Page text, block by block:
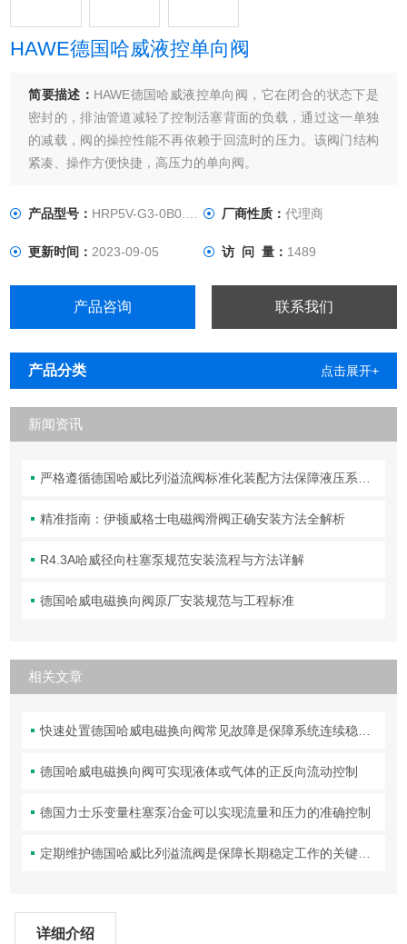
HAWE德国哈威液控单向阀
简要描述： HAWE德国哈威液控单向阀，它在闭合的状态下是
密封的，排油管道减轻了控制活塞背面的负载，通过这一单独
的减载，阀的操控性能不再依赖于回流时的压力。该阀门结构
紧凑、操作方便快捷，高压力的单向阀。
产品型号： HRP5V-G3-0B0.4-G24 厂商性质： 代理商
更新时间：2023-09-05 访 问 量： 1489
产品咨询 联系我们
产品分类 点击展开+
新闻资讯
严格遵循德国哈威比列溢流阀标准化装配方法保障液压系统压力调控精准可靠
精准指南：伊顿威格士电磁阀滑阀正确安装方法全解析
R4.3A哈威径向柱塞泵规范安装流程与方法详解
德国哈威电磁换向阀原厂安装规范与工程标准
相关文章
快速处置德国哈威电磁换向阀常见故障是保障系统连续稳定运行的关键
德国哈威电磁换向阀可实现液体或气体的正反向流动控制
德国力士乐变量柱塞泵冶金可以实现流量和压力的准确控制
定期维护德国哈威比列溢流阀是保障长期稳定工作的关键举措
详细介绍